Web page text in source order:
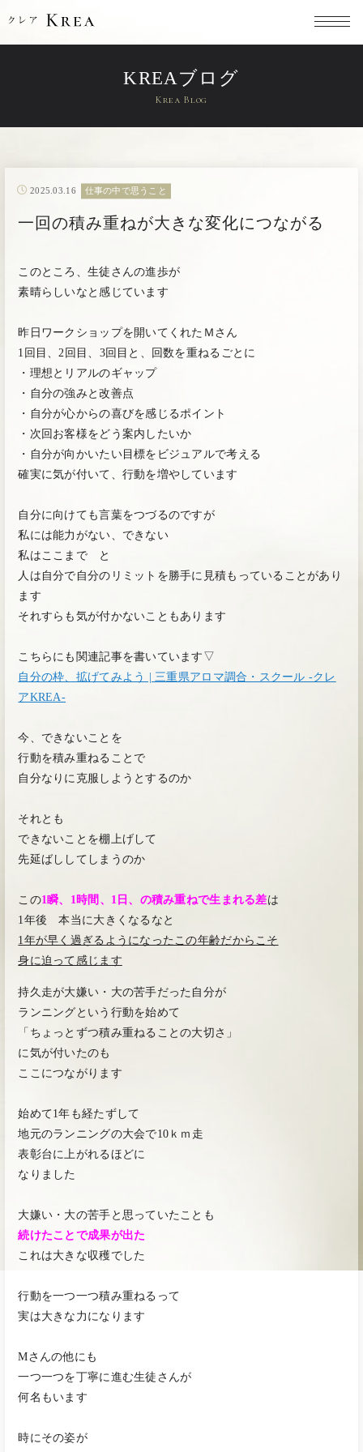
KREAブログ
Krea Blog
2025.03.16 仕事の中で思うこと
一回の積み重ねが大きな変化につながる
このところ、生徒さんの進歩が
素晴らしいなと感じています
昨日ワークショップを開いてくれたＭさん
1回目、2回目、3回目と、回数を重ねるごとに
・理想とリアルのギャップ
・自分の強みと改善点
・自分が心からの喜びを感じるポイント
・次回お客様をどう案内したいか
・自分が向かいたい目標をビジュアルで考える
確実に気が付いて、行動を増やしています
自分に向けても言葉をつづるのですが
私には能力がない、できない
私はここまで と
人は自分で自分のリミットを勝手に見積もっていることがあり
ます
それすらも気が付かないこともあります
こちらにも関連記事を書いています▽
自分の枠、拡げてみよう | 三重県アロマ調合・スクール -クレ
アKREA-
今、できないことを
行動を積み重ねることで
自分なりに克服しようとするのか
それとも
できないことを棚上げして
先延ばししてしまうのか
この1瞬、1時間、1日、の積み重ねで生まれる差は
1年後 本当に大きくなるなと
1年が早く過ぎるようになったこの年齢だからこそ
身に迫って感じます
持久走が大嫌い・大の苦手だった自分が
ランニングという行動を始めて
「ちょっとずつ積み重ねることの大切さ」
に気が付いたのも
ここにつながります
始めて1年も経たずして
地元のランニングの大会で10ｋｍ走
表彰台に上がれるほどに
なりました
大嫌い・大の苦手と思っていたことも
続けたことで成果が出た
これは大きな収穫でした
行動を一つ一つ積み重ねるって
実は大きな力になります
Mさんの他にも
一つ一つを丁寧に進む生徒さんが
何名もいます
時にその姿が